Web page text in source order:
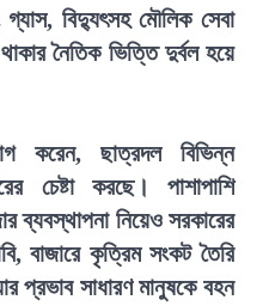
বিদ্যুৎসহ মৌলিক সেবা
নৈতিক ভিত্তি দুর্বল হয়ে
করেন, ছাত্রদল বিভিন্ন
চেষ্টা করছে। পাশাপাশি
ব্যবস্থাপনা নিয়েও সরকারের
বাজারে কৃত্রিম সংকট তৈরি
প্রভাব সাধারণ মানুষকে বহন